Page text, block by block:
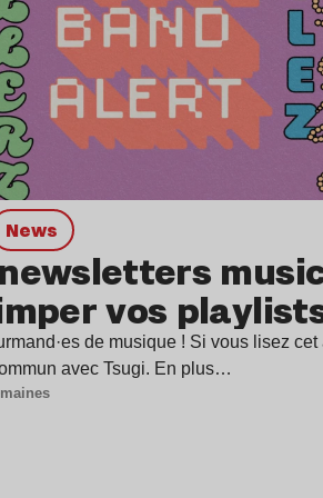
news
vos
de musique ! Si vous lisez
avec Tsugi. En plus…